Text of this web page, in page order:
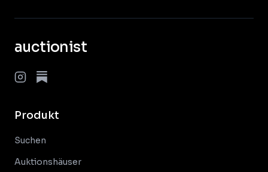
auctionist
Produkt
Suchen
Auktionshäuser